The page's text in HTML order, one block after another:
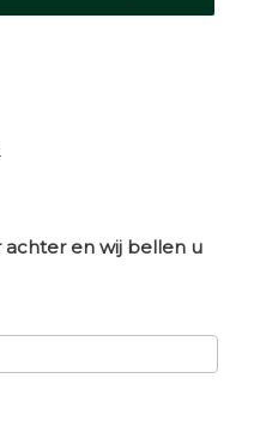
en wij bellen u